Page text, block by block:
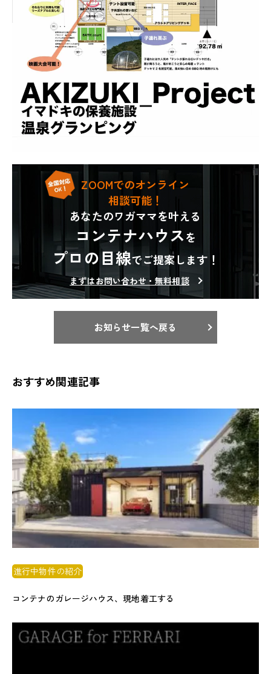
ZOOMでのオンライン
相談可能！
あなたのワガママを叶える
コンテナハウスを
プロの目線でご提案します！
まずはお問い合わせ・無料相談
お知らせ一覧へ戻る
おすすめ関連記事
進行中物件の紹介
コンテナのガレージハウス、現地着工する